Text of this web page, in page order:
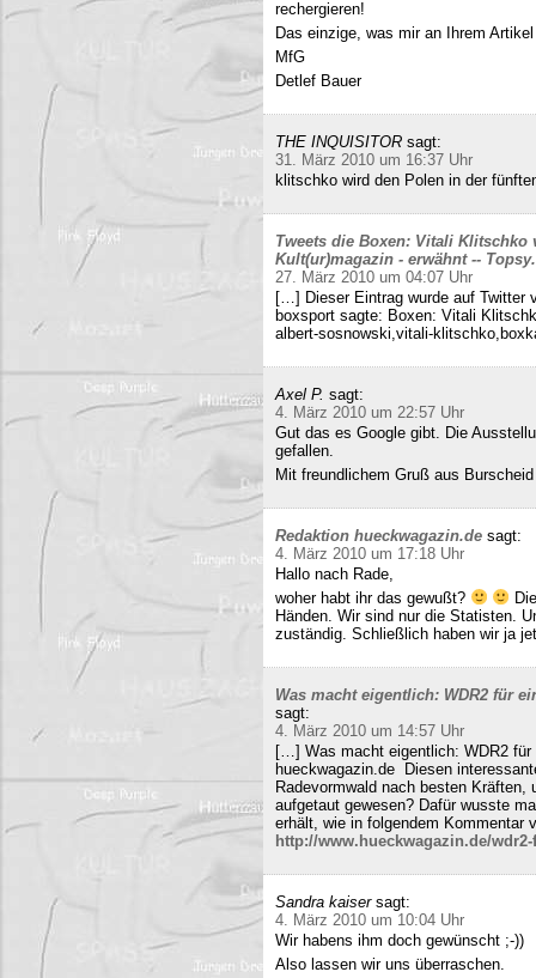
rechergieren!
Das einzige, was mir an Ihrem
MfG
Detlef Bauer
THE INQUISITOR sagt:
31. März 2010 um 16:37 Uhr
klitschko wird den Polen in der
Tweets die Boxen: Vitali Klitschko
Kult(ur)magazin - erwähnt --
27. März 2010 um 04:07 Uhr
[…] Dieser Eintrag wurde auf Twitter
boxsport sagte: Boxen: Vitali
albert-sosnowski,vitali-
Axel P. sagt:
4. März 2010 um 22:57 Uhr
Gut das es Google gibt. Die
gefallen.
Mit freundlichem Gruß aus Burscheid
Redaktion hueckwagazin.de sagt:
4. März 2010 um 17:18 Uhr
Hallo nach Rade,
woher habt ihr das gewußt?
Händen. Wir sind nur die Statisten.
zuständig. Schließlich haben wir ja
Was macht eigentlich: WDR2 für
sagt:
4. März 2010 um 14:57 Uhr
[…] Was macht eigentlich: WDR2
hueckwagazin.de Diesen
Radevormwald nach besten
aufgetaut gewesen? Dafür wusste
erhält, wie in folgendem Kommentar
http://www.hueckwagazin.de/
Sandra kaiser sagt:
4. März 2010 um 10:04 Uhr
Wir habens ihm doch gewünscht ;-))
Also lassen wir uns überraschen.